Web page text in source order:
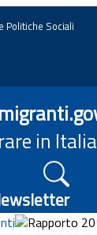
Politiche Sociali
in Italia
Rapporto